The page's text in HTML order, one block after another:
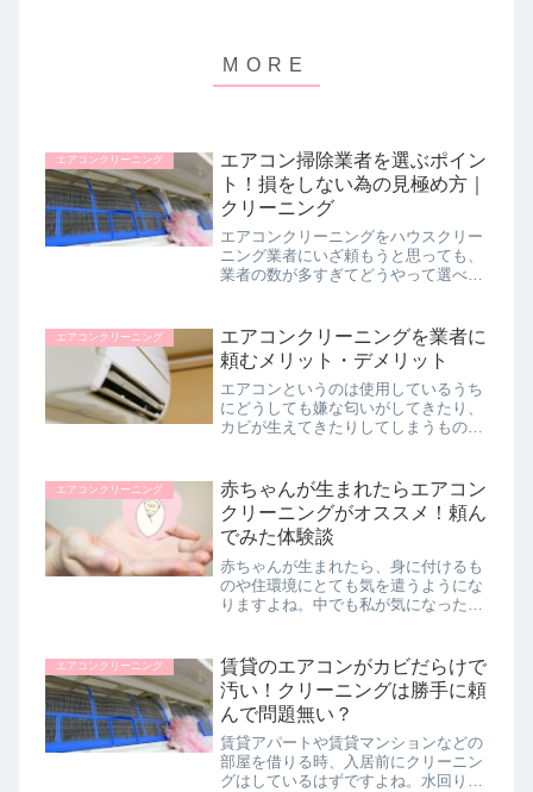
エアコンクリーニング
エアコン掃除業者を選ぶポイン
ト！損をしない為の見極め方｜
クリーニング
エアコンクリーニングをハウスクリー
ニング業者にいざ頼もうと思っても、
業者の数が多すぎてどうやって選べば
業者に依頼する中で、失敗を繰り返し
てきました。そこでこの記事では、失
敗...
エアコンクリーニング
エアコンクリーニングを業者に
頼むメリット・デメリット
エアコンというのは使用しているうち
にどうしても嫌な匂いがしてきたり、
カビが生えてきたりしてしまうもので
ーなどが販売されているので、「エア
コン掃除は自分でやる！」という方も
い...
エアコンクリーニング
赤ちゃんが生まれたらエアコン
クリーニングがオススメ！頼ん
でみた体験談
赤ちゃんが生まれたら、身に付けるも
のや住環境にとても気を遣うようにな
りますよね。中でも私が気になったの
で、もし汚い空気が出ていたとした
ら、赤ちゃんの健康面でも心配です。
そこで...
エアコンクリーニング
賃貸のエアコンがカビだらけで
汚い！クリーニングは勝手に頼
んで問題無い？
賃貸アパートや賃貸マンションなどの
部屋を借りる時、入居前にクリーニン
グはしているはずですよね。水回りや